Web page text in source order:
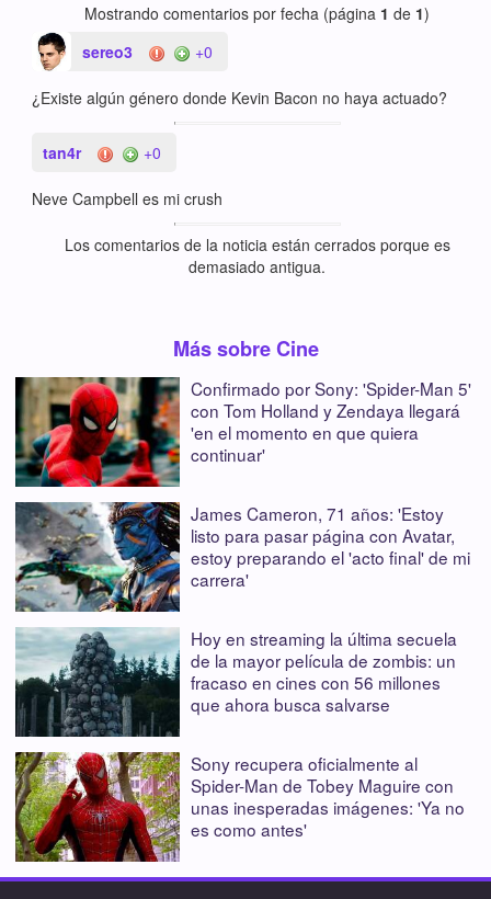
Mostrando comentarios por fecha (página 1 de 1)
sereo3
+0
¿Existe algún género donde Kevin Bacon no haya actuado?
tan4r +0
Neve Campbell es mi crush
Los comentarios de la noticia están cerrados porque es
demasiado antigua.
Más sobre Cine
Confirmado por Sony: 'Spider-Man 5'
con Tom Holland y Zendaya llegará
'en el momento en que quiera
continuar'
James Cameron, 71 años: 'Estoy
listo para pasar página con Avatar,
estoy preparando el 'acto final' de mi
carrera'
Hoy en streaming la última secuela
de la mayor película de zombis: un
fracaso en cines con 56 millones
que ahora busca salvarse
Sony recupera oficialmente al
Spider-Man de Tobey Maguire con
unas inesperadas imágenes: 'Ya no
es como antes'